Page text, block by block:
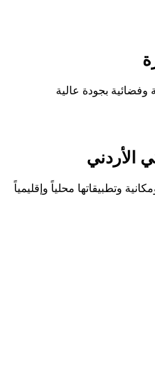
بجودة عالية
الأردني
وتطبيقاتها محلياً وإقليمياً